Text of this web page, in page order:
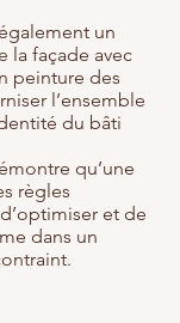
un
la façade avec
peinture des
l’ensemble
du bâti
qu’une
règles
et de
dans un